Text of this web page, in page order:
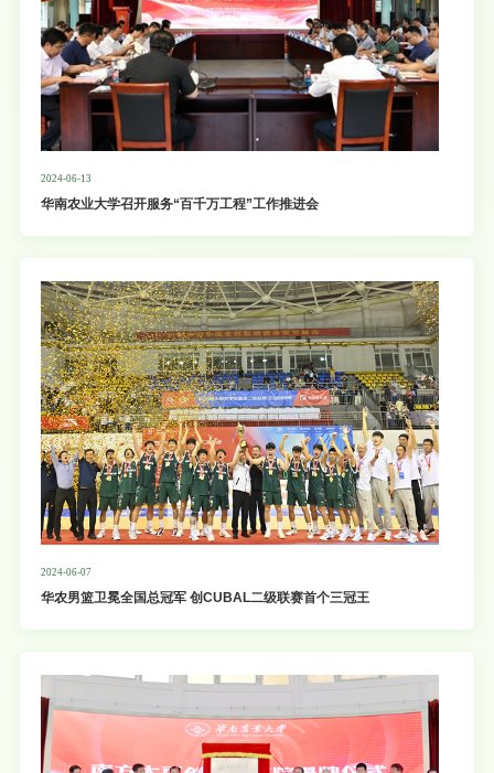
2024-06-13
华南农业大学召开服务“百千万工程”工作推进会
2024-06-07
华农男篮卫冕全国总冠军 创CUBAL二级联赛首个三冠王